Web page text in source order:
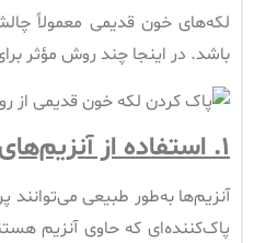
لکه‌های خون قدیمی معمولاً
باشد. در اینجا چند روش مؤثر
۱. استفاده از
آنزیم‌ها به‌طور طبیعی می‌توانند
پاک‌کننده‌ای که حاوی آنزیم